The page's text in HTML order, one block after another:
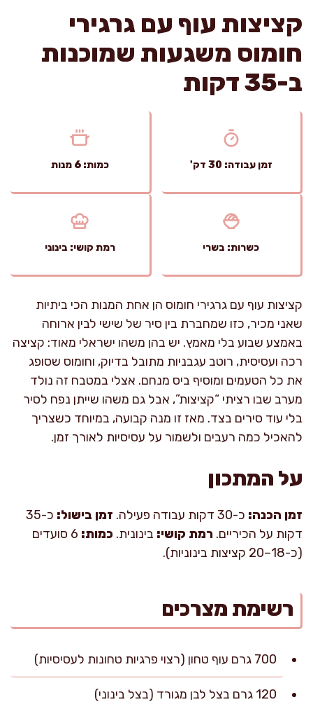
קציצות עוף עם גרגירי
חומוס משגעות שמוכנות
ב-35 דקות
זמן עבודה: 30 דק' כמות: 6 מנות
כשרות: בשרי רמת קושי: בינוני
קציצות עוף עם גרגירי חומוס הן אחת המנות הכי ביתיות
שאני מכיר, כזו שמחברת בין סיר של שישי לבין ארוחה
באמצע שבוע בלי מאמץ. יש בהן משהו ישראלי מאוד: קציצה
רכה ועסיסית, רוטב עגבניות מתובל בדיוק, וחומוס שסופג
את כל הטעמים ומוסיף ביס מנחם. אצלי במטבח זה נולד
מערב שבו רציתי “קציצות”, אבל גם משהו שייתן נפח לסיר
בלי עוד סירים בצד. מאז זו מנה קבועה, במיוחד כשצריך
להאכיל כמה רעבים ולשמור על עסיסיות לאורך זמן.
על המתכון
זמן הכנה: כ-30 דקות עבודה פעילה. זמן בישול:
כ-35
דקות על הכיריים. רמת קושי: בינונית. כמות:
6 סועדים
(כ-18–20 קציצות בינוניות).
רשימת מצרכים
700 גרם עוף טחון (רצוי פרגיות טחונות לעסיסיות)
120 גרם בצל לבן מגורד (בצל בינוני)